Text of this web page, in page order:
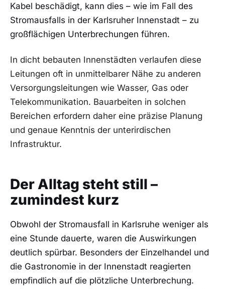
Kabel beschädigt, kann dies – wie im Fall des
Stromausfalls in der Karlsruher Innenstadt – zu
großflächigen Unterbrechungen führen.
In dicht bebauten Innenstädten verlaufen diese
Leitungen oft in unmittelbarer Nähe zu anderen
Versorgungsleitungen wie Wasser, Gas oder
Telekommunikation. Bauarbeiten in solchen
Bereichen erfordern daher eine präzise Planung
und genaue Kenntnis der unterirdischen
Infrastruktur.
Der Alltag steht still –
zumindest kurz
Obwohl der Stromausfall in Karlsruhe weniger als
eine Stunde dauerte, waren die Auswirkungen
deutlich spürbar. Besonders der Einzelhandel und
die Gastronomie in der Innenstadt reagierten
empfindlich auf die plötzliche Unterbrechung.